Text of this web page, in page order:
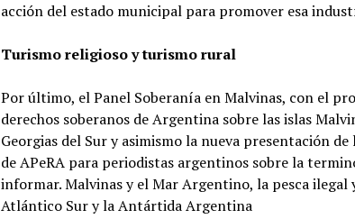
acción del estado municipal para promover esa
Turismo religioso y turismo rural
Por último, el Panel Soberanía en Malvinas, con el
derechos soberanos de Argentina sobre las islas
Georgias del Sur y asimismo la nueva presentación
de APeRA para periodistas argentinos sobre la
informar. Malvinas y el Mar Argentino, la pesca
Atlántico Sur y la Antártida Argentina